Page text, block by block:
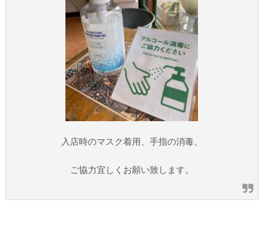
入店時のマスク着用、手指の消毒、
ご協力宜しくお願い致します。